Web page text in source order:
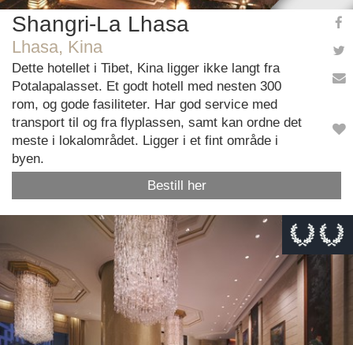
Shangri-La Lhasa
Lhasa, Kina
Dette hotellet i Tibet, Kina ligger ikke langt fra
Potalapalasset. Et godt hotell med nesten 300
rom, og gode fasiliteter. Har god service med
transport til og fra flyplassen, samt kan ordne det
meste i lokalområdet. Ligger i et fint område i
byen.
Bestill her
This page can't load Google Maps correctly.
Do you own this website?
OK